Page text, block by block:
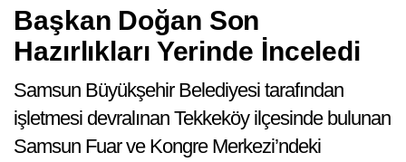
Başkan Doğan Son
Hazırlıkları Yerinde İnceledi
Samsun Büyükşehir Belediyesi tarafından
işletmesi devralınan Tekkeköy ilçesinde bulunan
Samsun Fuar ve Kongre Merkezi’ndeki